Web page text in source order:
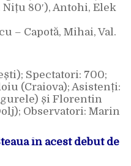
80′), Antohi, Elek
– Capotă, Mihai, Val.
Spectatori: 700;
(Craiova); Asistenți:
și Florentin
Observatori: Marin
în acest debut de